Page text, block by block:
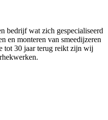
bedrijf wat zich gespecialiseerd
en monteren van smeedijzeren
tot 30 jaar terug reikt zijn wij